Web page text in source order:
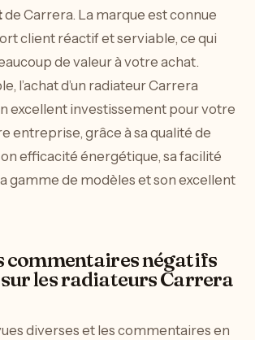
de Carrera. La marque est connue
client réactif et serviable, ce qui
de valeur à votre achat.
l’achat d’un radiateur Carrera
excellent investissement pour votre
entreprise, grâce à sa qualité de
efficacité énergétique, sa facilité
gamme de modèles et son excellent
commentaires négatifs
les radiateurs Carrera
diverses et les commentaires en